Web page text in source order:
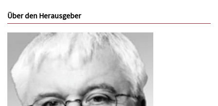
Über den Herausgeber